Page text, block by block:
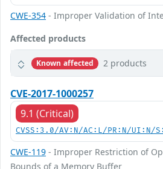
CWE-354 - Improper Validation of
Affected products
Known affected 2 products
CVE-2017-1000257
9.1 (Critical)
CVSS:3.0/AV:N/AC:L/PR:N/UI:N/
CWE-119 - Improper Restriction of
Bounds of a Memory Buffer